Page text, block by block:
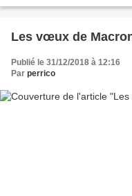
Les vœux de
Publié le 31/12/2018 à 12:16
Par perrico